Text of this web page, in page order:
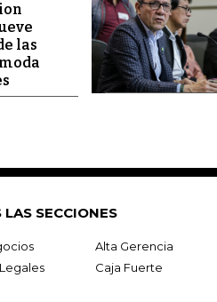
las
LAS SECCIONES
Alta Gerencia
Caja Fuerte